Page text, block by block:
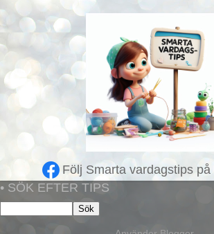
Följ Smarta vardagstips på
• SÖK EFTER TIPS